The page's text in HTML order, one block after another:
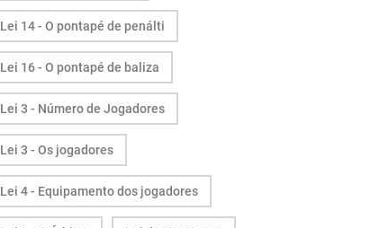
Lei 14 - O pontapé de penálti
Lei 16 - O pontapé de baliza
Lei 3 - Número de Jogadores
Lei 3 - Os jogadores
Lei 4 - Equipamento dos jogadores